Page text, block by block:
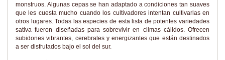
monstruos. Algunas cepas se han adaptado a condiciones tan suaves
que les cuesta mucho cuando los cultivadores intentan cultivarlas en
otros lugares. Todas las especies de esta lista de potentes variedades
sativa fueron diseñadas para sobrevivir en climas cálidos. Ofrecen
subidones vibrantes, cerebrales y energizantes que están destinados
a ser disfrutados bajo el sol del sur.